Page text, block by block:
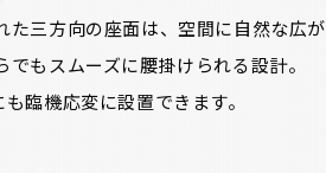
た三方向の座面は、空間に自然な広が
もスムーズに腰掛けられる設計。
臨機応変に設置できます。